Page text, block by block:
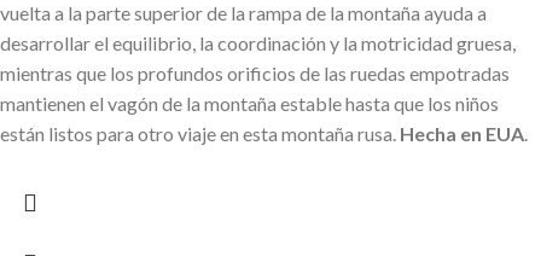
vuelta a la parte superior de la rampa de la montaña ayuda a
desarrollar el equilibrio, la coordinación y la motricidad gruesa,
mientras que los profundos orificios de las ruedas empotradas
mantienen el vagón de la montaña estable hasta que los niños
están listos para otro viaje en esta montaña rusa. Hecha en EUA.